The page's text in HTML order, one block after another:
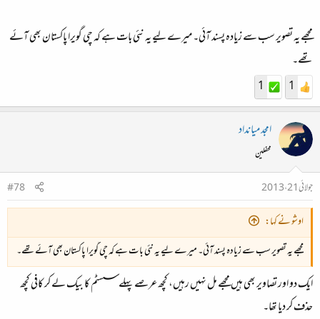
مجھے یہ تصویر سب سے زیادہ پسند آئی۔ میرے لیے یہ نئی بات ہے کہ چی گویرا پاکستان بھی آئے
تھے۔
1
1
امجد میانداد
محفلین
جولائی 21، 2013
#78
اوشو نے کہا:
مجھے یہ تصویر سب سے زیادہ پسند آئی۔ میرے لیے یہ نئی بات ہے کہ چی گویرا پاکستان بھی آئے تھے۔
ایک دو اور تصاویر بھی ہیں مجھے مل نہیں رہیں، کچھ عرصے پہلے سسٹم کا بیک لے کر کافی کچھ
حذف کر دیا تھا۔